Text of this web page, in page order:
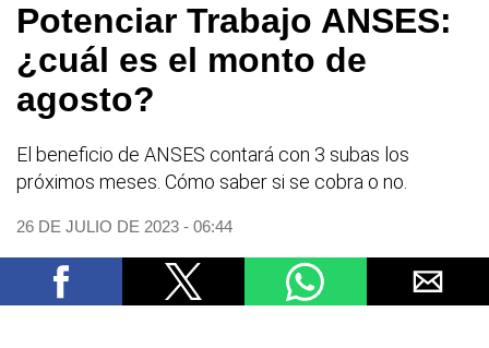
Potenciar Trabajo ANSES:
¿cuál es el monto de
agosto?
El beneficio de ANSES contará con 3 subas los
próximos meses. Cómo saber si se cobra o no.
26 DE JULIO DE 2023 - 06:44